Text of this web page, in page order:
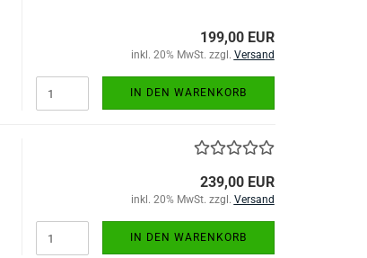
199,00 EUR
inkl. 20% MwSt. zzgl. Versand
IN DEN WARENKORB
239,00 EUR
inkl. 20% MwSt. zzgl. Versand
IN DEN WARENKORB